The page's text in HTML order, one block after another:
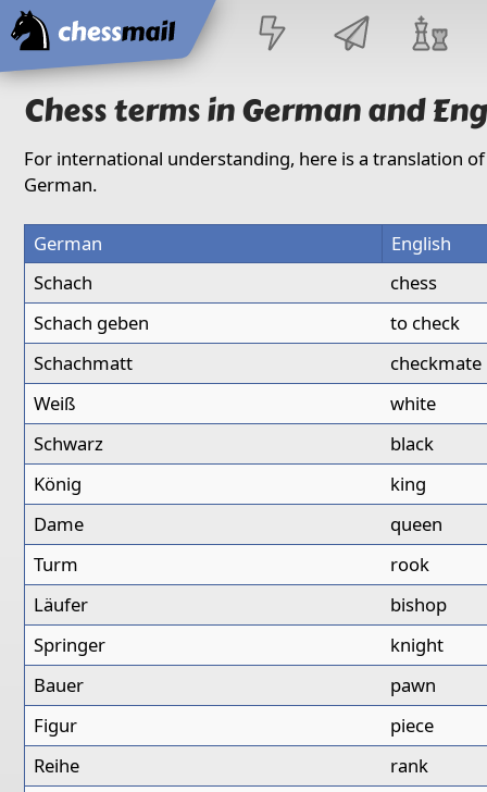
Home
Chess terms in German and
For international understanding, here is a translation
German.
German
English
Schach
chess
Schach geben
to check
Schachmatt
checkmate
Weiß
white
Schwarz
black
König
king
Dame
queen
Turm
rook
Läufer
bishop
Springer
knight
Bauer
pawn
Figur
piece
Reihe
rank